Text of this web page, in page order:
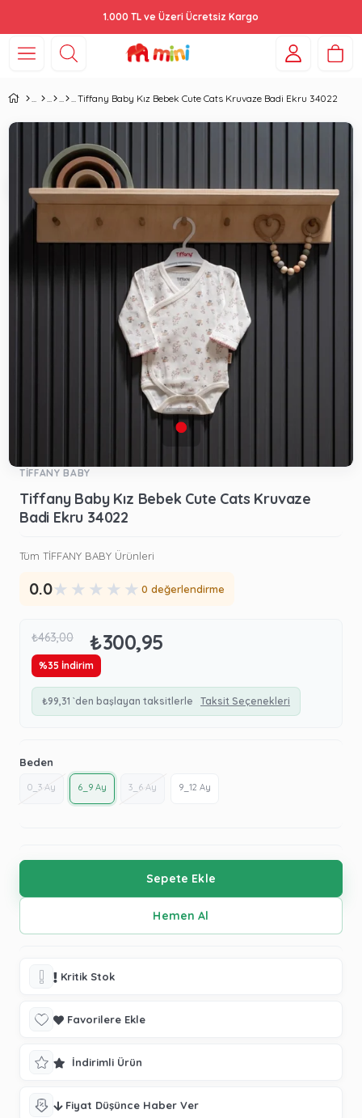
1.000 TL ve Üzeri Ücretsiz Kargo
Tiffany Baby Kız Bebek Cute Cats Kruvaze Badi Ekru 34022
TİFFANY BABY
Tiffany Baby Kız Bebek Cute Cats Kruvaze
Badi Ekru 34022
Tüm TİFFANY BABY Ürünleri
0.0★ ★ ★ ★ ★ 0 değerlendirme
₺463,00 ₺300,95
%35 İndirim
₺99,31 `den başlayan taksitlerle Taksit Seçenekleri
Beden
0_3 Ay 6_9 Ay 3_6 Ay 9_12 Ay
Kritik Stok
Favorilere Ekle
İndirimli Ürün
Fiyat Düşünce Haber Ver